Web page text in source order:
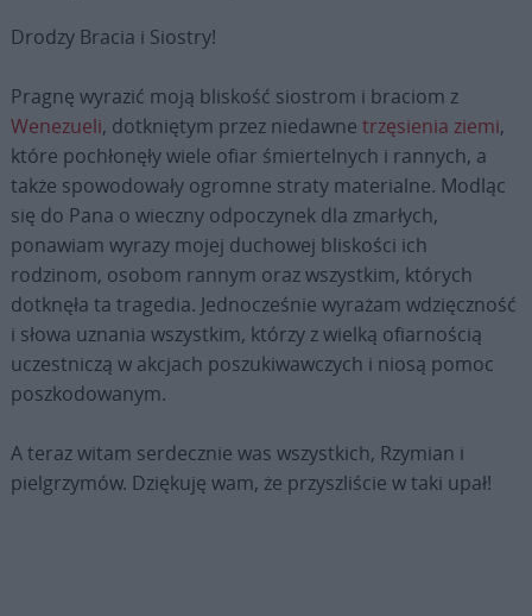
Drodzy Bracia i Siostry!
Pragnę wyrazić moją bliskość siostrom i braciom z
Wenezueli, dotkniętym przez niedawne trzęsienia ziemi,
które pochłonęły wiele ofiar śmiertelnych i rannych, a
także spowodowały ogromne straty materialne. Modląc
się do Pana o wieczny odpoczynek dla zmarłych,
ponawiam wyrazy mojej duchowej bliskości ich
rodzinom, osobom rannym oraz wszystkim, których
dotknęła ta tragedia. Jednocześnie wyrażam wdzięczność
i słowa uznania wszystkim, którzy z wielką ofiarnością
uczestniczą w akcjach poszukiwawczych i niosą pomoc
poszkodowanym.
A teraz witam serdecznie was wszystkich, Rzymian i
pielgrzymów. Dziękuję wam, że przyszliście w taki upał!